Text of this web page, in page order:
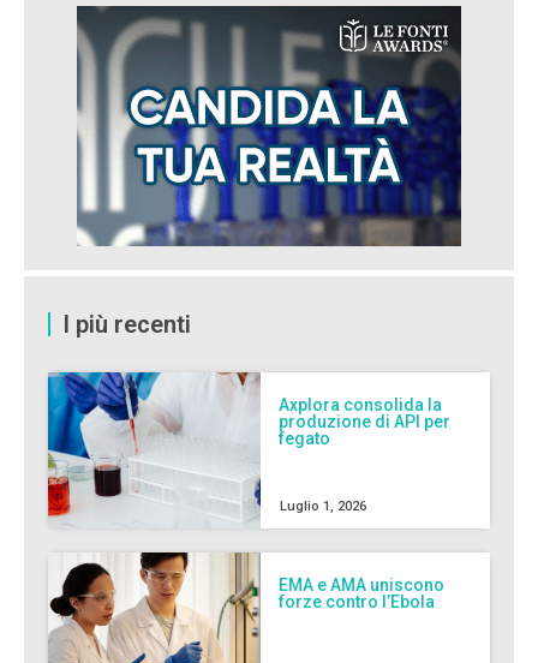
I più recenti
Axplora consolida la
produzione di API per
fegato
Luglio 1, 2026
EMA e AMA uniscono
forze contro l’Ebola